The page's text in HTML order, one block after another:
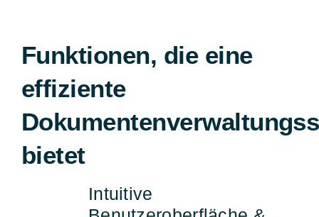
Funktionen, die eine
effiziente
bietet
Intuitive